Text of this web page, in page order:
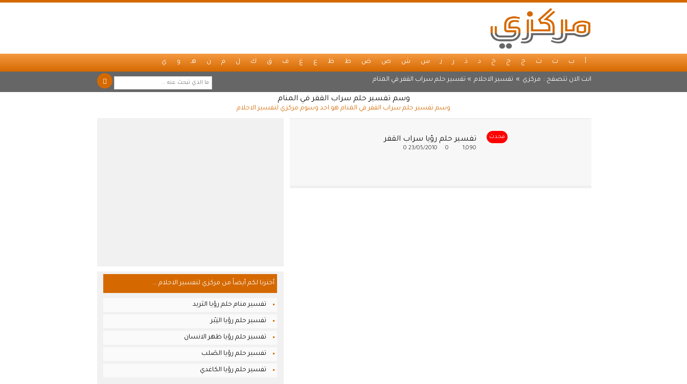
أ ب ت ث ج ح خ د ذ ر ز س ش ص ض ط ظ ع غ ف ق ك ل م ن هـ و ي
انت الان تتصفح : مركزي » تفسير الاحلام » تفسير حلم سراب القفر في المنام
وسم تفسير حلم سراب القفر في المنام
وسم تفسير حلم سراب القفر في المنام هو احد وسوم مركزي لتفسير الاحلام
محدث تفسير حلم رؤيا سراب القفر
1,090
23/05/2010
0
أخترنا لكم أيضاً من مركزي لتفسير الاحلام ...
تفسير منام حلم رؤيا الثريد
تفسير حلم رؤيا التِبْر
تفسير حلم رؤيا ظهر الانسان
تفسير حلم رؤيا الصَلب
تفسير حلم رؤيا الكاغدي